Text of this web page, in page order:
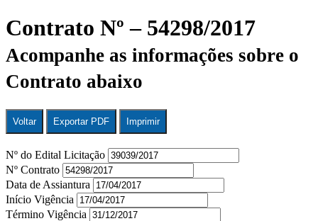
Contrato Nº – 54298/2017
Acompanhe as informações sobre o
Contrato abaixo
Voltar Exportar PDF Imprimir
Nº do Edital Licitação
Nº Contrato
Data de Assiantura
Início Vigência
Término Vigência